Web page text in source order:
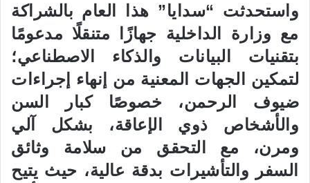
واستحدثت “سدايا” هذا العام بالشراكة
مع وزارة الداخلية جهازًا متنقلًا مدعومًا
بتقنيات البيانات والذكاء الاصطناعي؛
لتمكين الجهات المعنية من إنهاء إجراءات
ضيوف الرحمن، خصوصًا كبار السن
والأشخاص ذوي الإعاقة، بشكل آلي
ومرن، مع التحقق من سلامة وثائق
السفر والتأشيرات بدقة عالية، حيث يتيح